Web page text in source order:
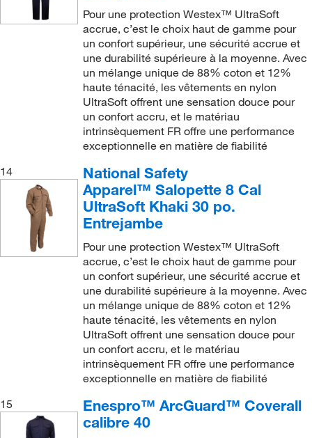
Pour une protection Westex™ UltraSoft
accrue, c’est le choix haut de gamme pour
un confort supérieur, une sécurité accrue et
une durabilité supérieure à la moyenne. Avec
un mélange unique de 88% coton et 12%
haute ténacité, les vêtements en nylon
UltraSoft offrent une sensation douce pour
un confort accru, et le matériau
intrinsèquement FR offre une performance
exceptionnelle en matière de fiabilité
14
National Safety
Apparel™ Salopette 8 Cal
UltraSoft Khaki 30 po.
Entrejambe
Pour une protection Westex™ UltraSoft
accrue, c’est le choix haut de gamme pour
un confort supérieur, une sécurité accrue et
une durabilité supérieure à la moyenne. Avec
un mélange unique de 88% coton et 12%
haute ténacité, les vêtements en nylon
UltraSoft offrent une sensation douce pour
un confort accru, et le matériau
intrinsèquement FR offre une performance
exceptionnelle en matière de fiabilité
15
Enespro™ ArcGuard™ Coverall
calibre 40